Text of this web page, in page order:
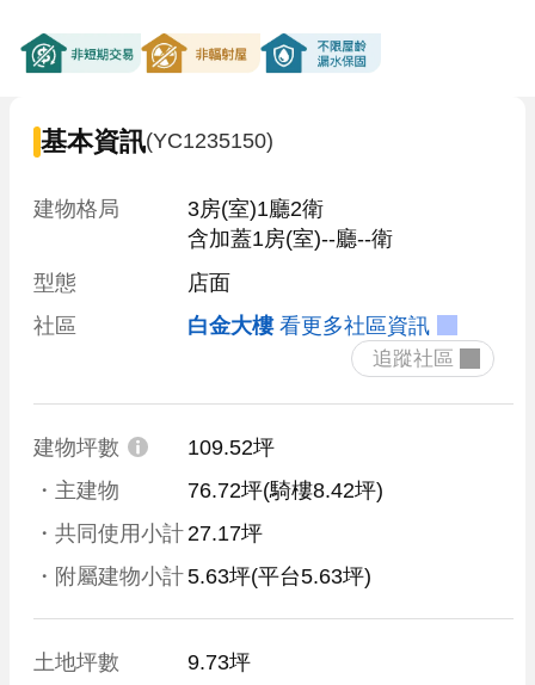
基本資訊(YC1235150)
建物格局
3房(室)1廳2衛
含加蓋1房(室)--廳--衛
型態
店面
社區
白金大樓 看更多社區資訊
建物坪數
109.52坪
・主建物
76.72坪(騎樓8.42坪)
・共同使用小計 27.17坪
・附屬建物小計5.63坪(平台5.63坪)
土地坪數
9.73坪